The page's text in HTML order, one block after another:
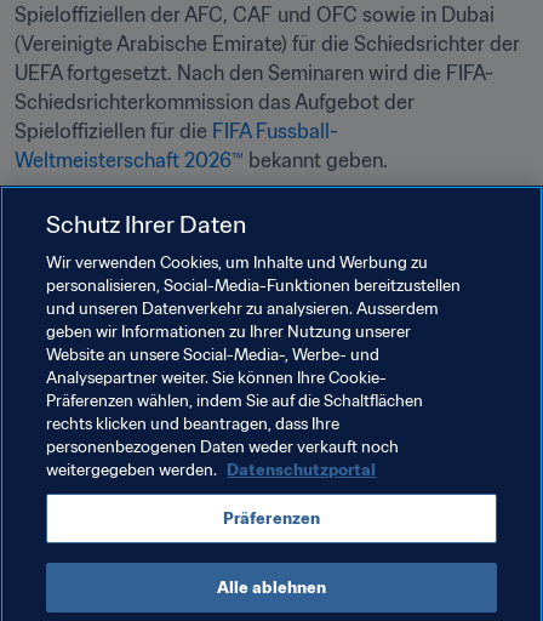
Spieloffiziellen der AFC, CAF und OFC sowie in Dubai
(Vereinigte Arabische Emirate) für die Schiedsrichter der
UEFA fortgesetzt. Nach den Seminaren wird die FIFA-
Schiedsrichterkommission das Aufgebot der
Spieloffiziellen für die FIFA Fussball-
Weltmeisterschaft 2026™ bekannt geben.
Verwandte Themen
Organisation von Turnieren
Schiedsrichterwesen
FIFA Fussball-Weltmeisterschaft 2026™ Brazil
CONMEBOL Concacaf
Schutz Ihrer Daten
Wir verwenden Cookies, um Inhalte und Werbung zu
personalisieren, Social-Media-Funktionen bereitzustellen
und unseren Datenverkehr zu analysieren. Ausserdem
geben wir Informationen zu Ihrer Nutzung unserer
Website an unsere Social-Media-, Werbe- und
Analysepartner weiter. Sie können Ihre Cookie-
Präferenzen wählen, indem Sie auf die Schaltflächen
rechts klicken und beantragen, dass Ihre
personenbezogenen Daten weder verkauft noch
weitergegeben werden. Datenschutzportal
Präferenzen
Alle ablehnen